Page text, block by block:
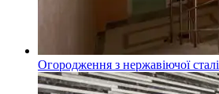
Огородження з нержавіючої сталі